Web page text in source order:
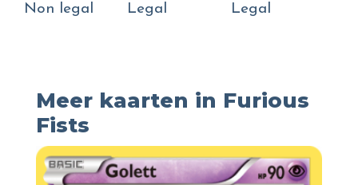
Non legal
Legal
Legal
Meer kaarten in Furious
Fists